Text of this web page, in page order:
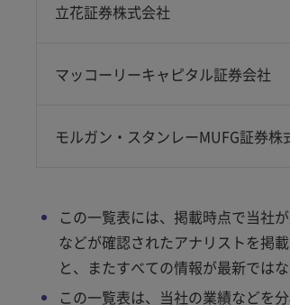
立花証券株式会社
マッコーリーキャピタル証券会社
モルガン・スタンレーMUFG証券株
この一覧表には、掲載時点で当社
などが確認されたアナリストを掲
と、またすべての情報が最新では
この一覧表は、当社の業績などを